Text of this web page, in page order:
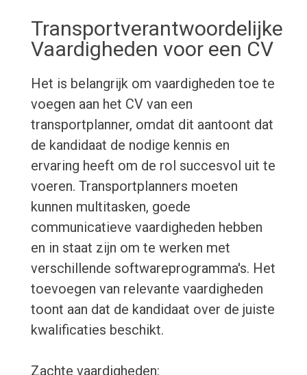
Transportverantwoordelijke
Vaardigheden voor een CV
Het is belangrijk om vaardigheden toe te
voegen aan het CV van een
transportplanner, omdat dit aantoont dat
de kandidaat de nodige kennis en
ervaring heeft om de rol succesvol uit te
voeren. Transportplanners moeten
kunnen multitasken, goede
communicatieve vaardigheden hebben
en in staat zijn om te werken met
verschillende softwareprogramma's. Het
toevoegen van relevante vaardigheden
toont aan dat de kandidaat over de juiste
kwalificaties beschikt.
Zachte vaardigheden: